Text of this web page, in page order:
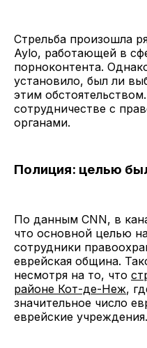
Стрельба произошла
Aylo, работающей в
порноконтента.
установило, был ли
этим
сотрудничестве с
органами.
Полиция: целью
По данным CNN, в
что основной целью
сотрудники
еврейская община.
несмотря на то, что
районе Кот-де-Неж,
значительное число
еврейские учреждения.